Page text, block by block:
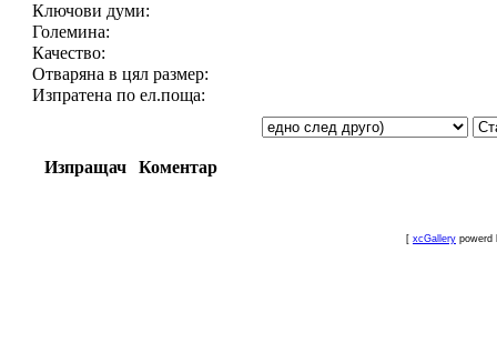
Ключови думи:
Големина:
Качество:
Отваряна в цял размер:
Изпратена по ел.поща:
Изпращач Коментар
[ xcGallery